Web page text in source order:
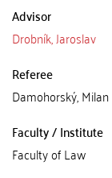
Advisor
Drobník, Jaroslav
Referee
Damohorský, Milan
Faculty / Institute
Faculty of Law